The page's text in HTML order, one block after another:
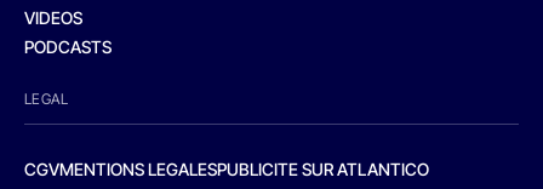
VIDEOS
PODCASTS
LEGAL
CGVMENTIONS LEGALESPUBLICITE SUR ATLANTICO